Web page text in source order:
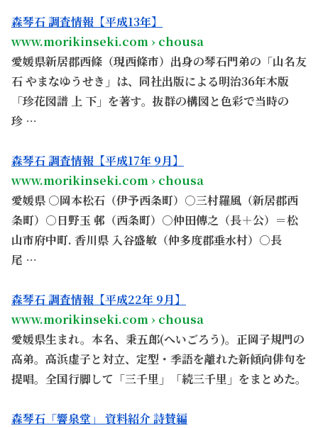
森琴石 調査情報【平成13年】
www.morikinseki.com › chousa
愛媛県新居郡西條（現西條市）出身の琴石門弟の「山名友
石 やまなゆうせき」は、同社出版による明治36年木版
「珍花図譜 上 下」を著す。抜群の構図と色彩で当時の
珍 …
森琴石 調査情報【平成17年 9月】
www.morikinseki.com › chousa
愛媛県 ○岡本松石（伊予西条町）○三村羅風（新居郡西
条町）○日野玉 邨（西条町）○仲田傳之（長＋公）＝松
山市府中町. 香川県 入谷盛敏（仲多度郡垂水村）○長
尾 …
森琴石 調査情報【平成22年 9月】
www.morikinseki.com › chousa
愛媛県生まれ。本名、秉五郎(へいごろう)。正岡子規門の
高弟。高浜虚子と対立、定型・季語を離れた新傾向俳句を
提唱。全国行脚して「三千里」「続三千里」をまとめた。
森琴石「響泉堂」 資料紹介 詩賛編